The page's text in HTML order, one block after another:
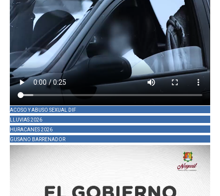
ACOSO Y ABUSO SEXUAL DIF
LLUVIAS 2026
HURACANES 2026
GUSANO BARRENADOR